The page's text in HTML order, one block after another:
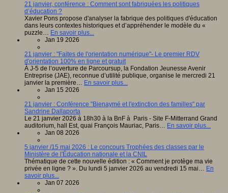
21 janvier, conférence : Comment sont fabriquées les politiques
d’éducation ?
Xavier Pons propose d'analyser la fabrique des politiques d'éducation
dans leurs contextes historiques et d’appréhender le modèle du «
puzzle… En savoir plus...
Jan 19 2026
21 janvier : "Faites de l'orientation numérique"- Le premier RDV
d'orientation 100% en ligne et gratuit
À J-5 de l’ouverture de Parcoursup, la Fondation Jeunesse Avenir
Entreprise (JAE), reconnue d’utilité publique, organise le mercredi 21
janvier la première… En savoir plus...
Jan 15 2026
21 janvier : Conférence "Bienaymé et l'extinction des familles" par
Sandrine Dallaporta
Le 21 janvier 2026 à 18h30 à la BnF à Paris - Site F-Mitterrand Grand
auditorium, hall Est, quai François Mauriac, Paris… En savoir plus...
Jan 08 2026
5 janvier /15 mai 2026 : Le concours Trophées des classes par le
Ministère de l'Éducation nationale et la CNIL
Thématique de cette nouvelle édition : « Comment je protège ma vie
privée en ligne ? ». Du lundi 5 janvier 2026 au vendredi 15 mai… En
savoir plus...
Jan 07 2026